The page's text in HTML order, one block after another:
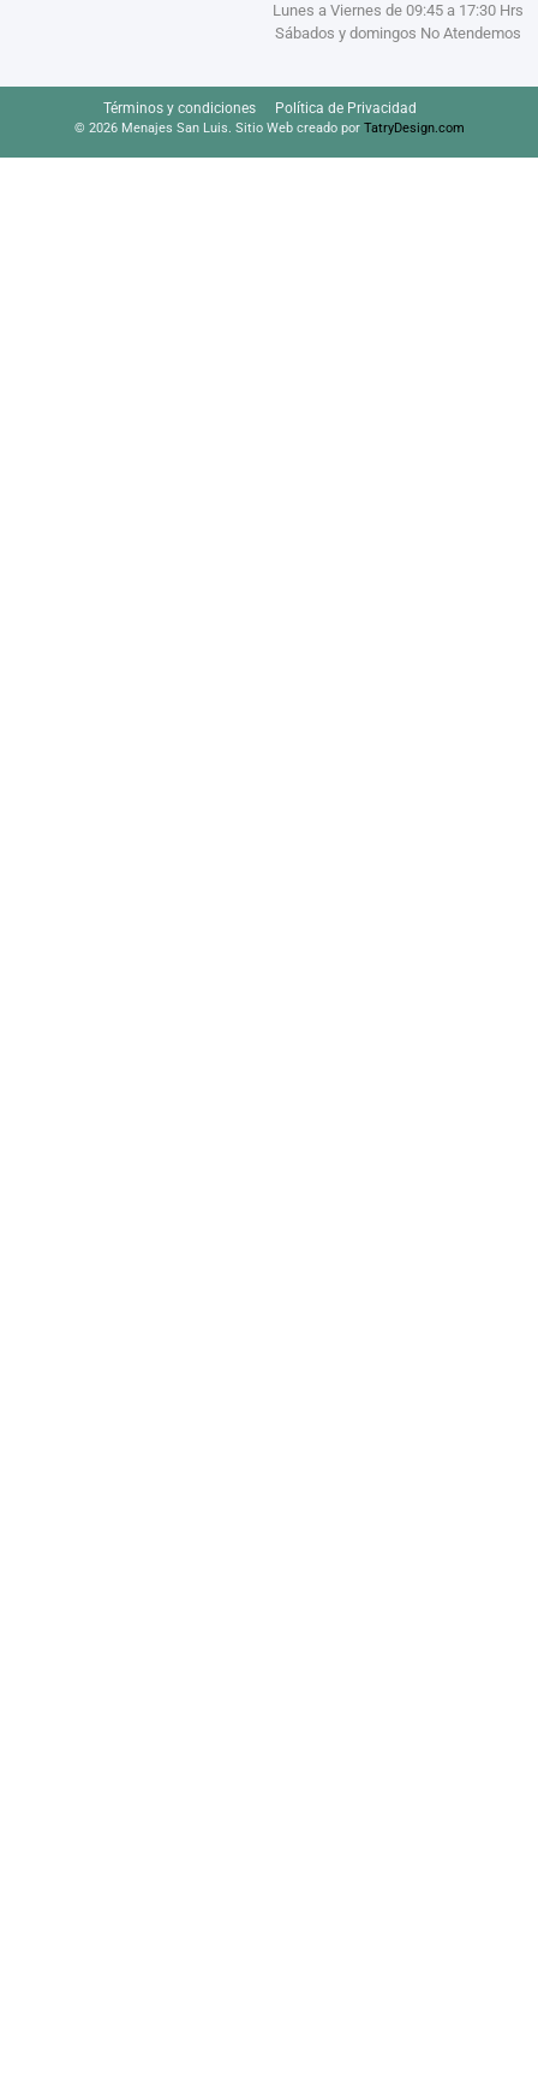
Lunes a Viernes de 09:45 a 17:30 Hrs
Sábados y domingos No Atendemos
Términos y condiciones Política de Privacidad
© 2026 Menajes San Luis. Sitio Web creado por TatryDesign.com